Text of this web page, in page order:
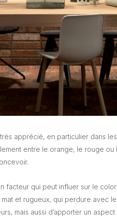
apprécié, en particulier dans
entre le orange, le rouge
facteur qui peut influer sur le
et rugueux, qui perdure avec
mais aussi d’apporter un aspect